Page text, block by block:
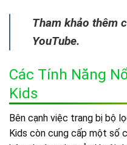
Tham khảo thêm
YouTube.
Các Tính Năng
Kids
Bên cạnh việc trang bị bộ
Kids còn cung cấp một số